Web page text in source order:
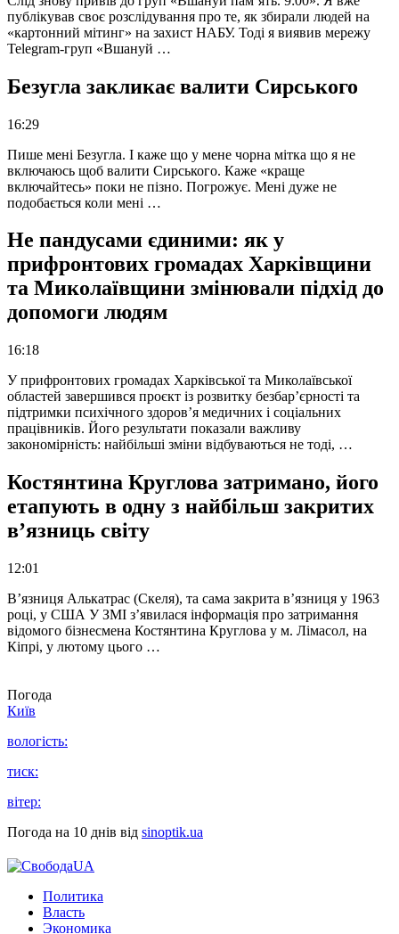
публікував своє розслідування про те, як збирали людей на
«картонний мітинг» на захист НАБУ. Тоді я виявив мережу
Telegram-груп «Вшануй …
Безугла закликає валити Сирського
16:29
Пише мені Безугла. І каже що у мене чорна мітка що я не
включаюсь щоб валити Сирського. Каже «краще
включайтесь» поки не пізно. Погрожує. Мені дуже не
подобається коли мені …
Не пандусами єдиними: як у
прифронтових громадах Харківщини
та Миколаївщини змінювали підхід до
допомоги людям
16:18
У прифронтових громадах Харківської та Миколаївської
областей завершився проєкт із розвитку безбар’єрності та
підтримки психічного здоров’я медичних і соціальних
працівників. Його результати показали важливу
закономірність: найбільші зміни відбуваються не тоді, …
Костянтина Круглова затримано, його
етапують в одну з найбільш закритих
в’язниць світу
12:01
В’язниця Алькатрас (Скеля), та сама закрита в’язниця у 1963
році, у США У ЗМІ з’явилася інформація про затримання
відомого бізнесмена Костянтина Круглова у м. Лімасол, на
Кіпрі, у лютому цього …
Погода
Київ
вологість:
тиск:
вітер:
Погода на 10 днів від sinoptik.ua
Политика
Власть
Экономика